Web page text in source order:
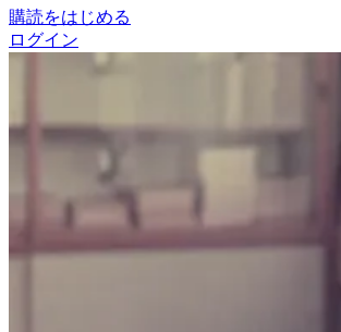
購読をはじめる
ログイン